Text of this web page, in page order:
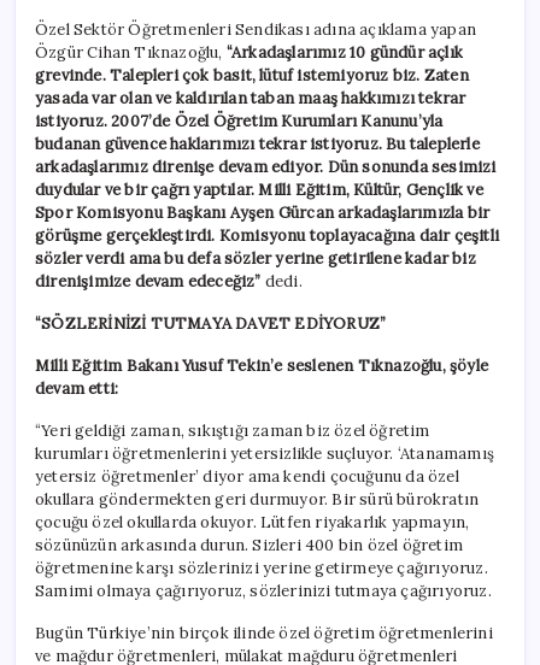
Özel Sektör Öğretmenleri Sendikası adına açıklama yapan
Özgür Cihan Tıknazoğlu, “Arkadaşlarımız 10 gündür açlık
grevinde. Talepleri çok basit, lütuf istemiyoruz biz. Zaten
yasada var olan ve kaldırılan taban maaş hakkımızı tekrar
istiyoruz. 2007’de Özel Öğretim Kurumları Kanunu’yla
budanan güvence haklarımızı tekrar istiyoruz. Bu taleplerle
arkadaşlarımız direnişe devam ediyor. Dün sonunda sesimizi
duydular ve bir çağrı yaptılar. Milli Eğitim, Kültür, Gençlik ve
Spor Komisyonu Başkanı Ayşen Gürcan arkadaşlarımızla bir
görüşme gerçekleştirdi. Komisyonu toplayacağına dair çeşitli
sözler verdi ama bu defa sözler yerine getirilene kadar biz
direnişimize devam edeceğiz” dedi.
“SÖZLERİNİZİ TUTMAYA DAVET EDİYORUZ”
Milli Eğitim Bakanı Yusuf Tekin’e seslenen Tıknazoğlu, şöyle
devam etti:
“Yeri geldiği zaman, sıkıştığı zaman biz özel öğretim
kurumları öğretmenlerini yetersizlikle suçluyor. ‘Atanamamış
yetersiz öğretmenler’ diyor ama kendi çocuğunu da özel
okullara göndermekten geri durmuyor. Bir sürü bürokratın
çocuğu özel okullarda okuyor. Lütfen riyakarlık yapmayın,
sözünüzün arkasında durun. Sizleri 400 bin özel öğretim
öğretmenine karşı sözlerinizi yerine getirmeye çağırıyoruz.
Samimi olmaya çağırıyoruz, sözlerinizi tutmaya çağırıyoruz.
Bugün Türkiye’nin birçok ilinde özel öğretim öğretmenlerini
ve mağdur öğretmenleri, mülakat mağduru öğretmenleri